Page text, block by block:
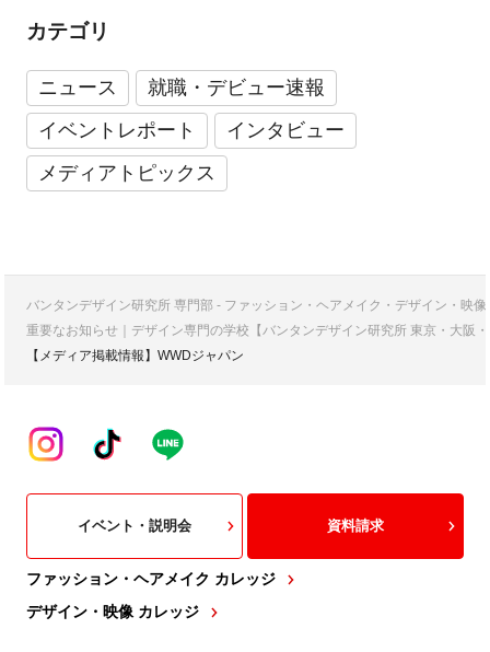
カテゴリ
ニュース
就職・デビュー速報
イベントレポート
インタビュー
メディアトピックス
バンタンデザイン研究所 専門部 - ファッション・ヘアメイク・デザイン・映
重要なお知らせ｜デザイン専門の学校【バンタンデザイン研究所 東京・大阪
【メディア掲載情報】WWDジャパン
ファッション・ヘアメイク カレッジ
デザイン・映像 カレッジ
イベント・説明会 資料請求